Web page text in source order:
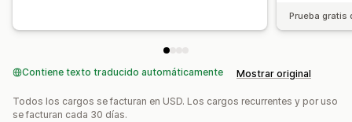
Prueba gratis
Contiene texto traducido automáticamente Mostrar original
Todos los cargos se facturan en USD. Los cargos recurrentes y por uso
se facturan cada 30 días.